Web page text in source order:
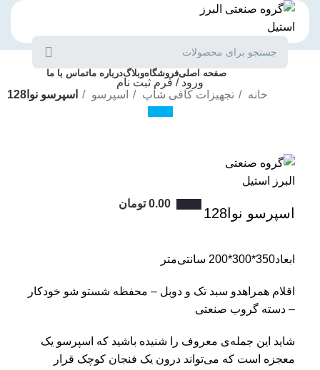
ورود / فرم ثبت نام
0.00 تومان
دسته بندی محصولات
صفحه اصلیفروشگاهوبلاگدرباره ماتماس با ما
خانه تجهیزات کافی شاپ اسپرسو اسپرسو نوا128
برای بزرگنمایی کلیک کنید
اسپرسو نوا128
ابعاد350*300*200 سانتی‌متر
اقلام همراهدو سبد تک و دوبل – محفظه شستو شو خودکار
– دسته گروب صنعتی
شاید این جمله‌ی معروف را شنیده باشید که اسپرسو یک
معجزه‌ است که می‌تواند درون یک فنجان کوچک قرار